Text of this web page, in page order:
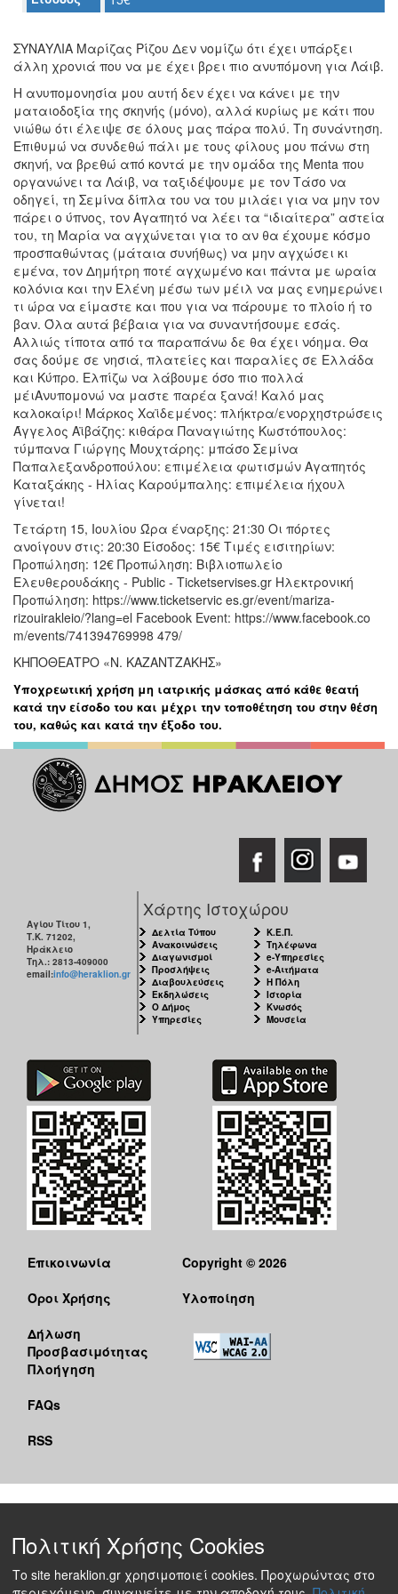
ΜΑΣ
ΔΗΜΟΣ
ΠΟΛΙΤΙΣΜΟΣ
ΑΝΘΕΚΤΙΚΗ
ΠΟΛΗ
ΣΥΝΑΥΛΙΑ Μαρίζας Ρίζου Δεν νομίζω ότι έχει υπάρξει
άλλη χρονιά που να με έχει βρει πιο ανυπόμονη για Λάιβ.
Η ανυπομονησία μου αυτή δεν έχει να κάνει με την
ματαιοδοξία της σκηνής (μόνο), αλλά κυρίως με κάτι που
νιώθω ότι έλειψε σε όλους μας πάρα πολύ. Τη συνάντηση.
Επιθυμώ να συνδεθώ πάλι με τους φίλους μου πάνω στη
σκηνή, να βρεθώ από κοντά με την ομάδα της Menta που
οργανώνει τα Λάιβ, να ταξιδέψουμε με τον Τάσο να
οδηγεί, τη Σεμίνα δίπλα του να του μιλάει για να μην τον
πάρει ο ύπνος, τον Αγαπητό να λέει τα “ιδιαίτερα” αστεία
του, τη Μαρία να αγχώνεται για το αν θα έχουμε κόσμο
προσπαθώντας (μάταια συνήθως) να μην αγχώσει κι
εμένα, τον Δημήτρη ποτέ αγχωμένο και πάντα με ωραία
κολόνια και την Ελένη μέσω των μέιλ να μας ενημερώνει
τι ώρα να είμαστε και που για να πάρουμε το πλοίο ή το
βαν. Όλα αυτά βέβαια για να συναντήσουμε εσάς.
Αλλιώς τίποτα από τα παραπάνω δε θα έχει νόημα. Θα
σας δούμε σε νησιά, πλατείες και παραλίες σε Ελλάδα
και Κύπρο. Ελπίζω να λάβουμε όσο πιο πολλά
μέιΑνυπομονώ να μαστε παρέα ξανά! Καλό μας
καλοκαίρι! Μάρκος Χαϊδεμένος: πλήκτρα/ενορχηστρώσεις
Άγγελος Αϊβάζης: κιθάρα Παναγιώτης Κωστόπουλος:
τύμπανα Γιώργης Μουχτάρης: μπάσο Σεμίνα
Παπαλεξανδροπούλου: επιμέλεια φωτισμών Αγαπητός
Καταξάκης - Ηλίας Καρούμπαλης: επιμέλεια ήχουλ
γίνεται!
Τετάρτη 15, Ιουλίου Ώρα έναρξης: 21:30 Οι πόρτες
ανοίγουν στις: 20:30 Είσοδος: 15€ Τιμές εισιτηρίων:
Προπώληση: 12€ Προπώληση: Βιβλιοπωλείο
Ελευθερουδάκης - Public - Ticketservises.gr Ηλεκτρονική
Προπώληση: https://www.ticketservic es.gr/event/mariza-
rizouirakleio/?lang=el Facebook Event: https://www.facebook.co
m/events/741394769998 479/
ΚΗΠΟΘΕΑΤΡΟ «Ν. ΚΑΖΑΝΤΖΑΚΗΣ»
Υποχρεωτική χρήση μη ιατρικής μάσκας από κάθε θεατή
κατά την είσοδο του και μέχρι την τοποθέτηση του στην θέση
του, καθώς και κατά την έξοδο του.
Αγίου Τίτου 1,
Τ.Κ. 71202,
Ηράκλειο
Τηλ.: 2813-409000
email:info@heraklion.gr
Χάρτης Ιστοχώρου
Δελτία Τύπου
Ανακοινώσεις
Διαγωνισμοί
Προσλήψεις
Διαβουλεύσεις
Εκδηλώσεις
Ο Δήμος
Υπηρεσίες
Κ.Ε.Π.
Τηλέφωνα
e-Υπηρεσίες
e-Αιτήματα
Η Πόλη
Ιστορία
Κνωσός
Μουσεία
Επικοινωνία
Όροι Χρήσης
Δήλωση
Προσβασιμότητας
Πλοήγηση
FAQs
RSS
Copyright © 2026
Υλοποίηση
Πολιτική Χρήσης Cookies
Το site heraklion.gr χρησιμοποιεί cookies. Προχωρώντας στο